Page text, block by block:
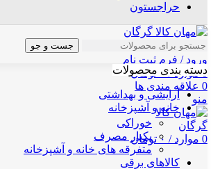
حراجستون
جست و جو
ورود / فرم ثبت نام
0 موارد / ۰ تومان
0 علاقه مندی ها
منو
0 موارد / ۰ تومان
دسته بندی محصولات
آرایشی و بهداشتی
خانه و آشپزخانه
خوراکی
یکبار مصرف
متفرقه های خانه و آشپزخانه
کالاهای برقی